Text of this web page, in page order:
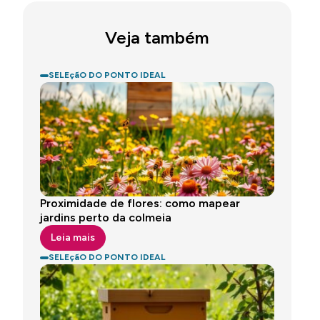
Veja também
SELEçãO DO PONTO IDEAL
Proximidade de flores: como mapear
jardins perto da colmeia
Leia mais
SELEçãO DO PONTO IDEAL